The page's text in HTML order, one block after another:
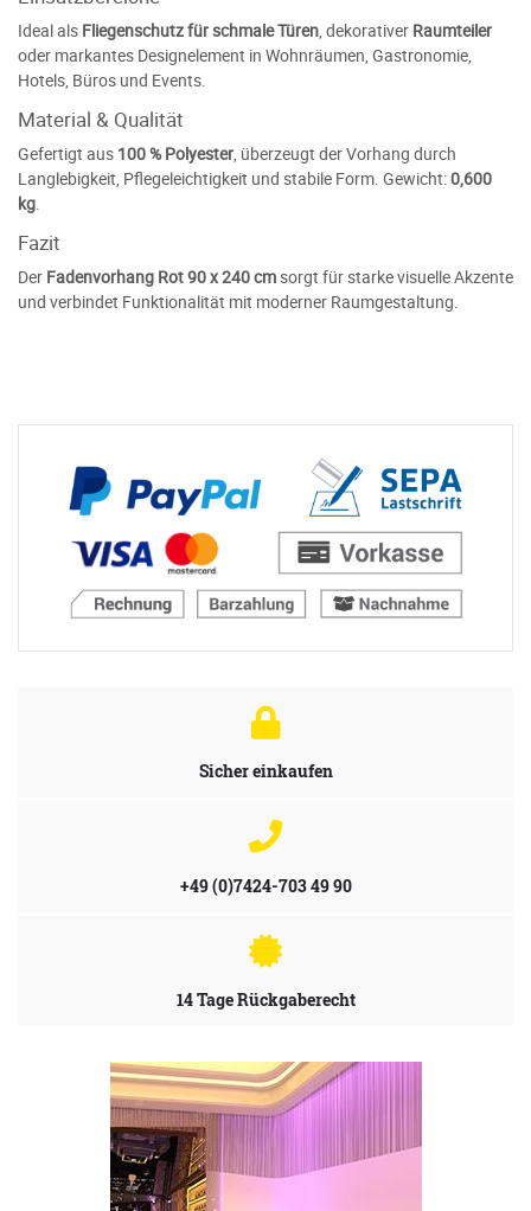
Ideal als Fliegenschutz für schmale Türen , dekorativer Raumteiler
oder markantes Designelement in Wohnräumen, Gastronomie,
Hotels, Büros und Events.
Material & Qualität
Gefertigt aus 100 % Polyester , überzeugt der Vorhang durch
Langlebigkeit, Pflegeleichtigkeit und stabile Form. Gewicht:0,600
kg
Fazit
Der Fadenvorhang Rot 90 x 240 cmsorgt für starke visuelle Akzente
und verbindet Funktionalität mit moderner Raumgestaltung.
Sicher einkaufen
+49 (0)7424-703 49 90
14 Tage Rückgaberecht